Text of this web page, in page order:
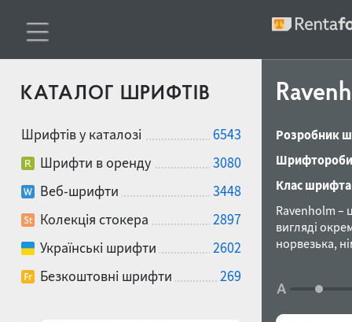
КАТАЛОГ ШРИФТІВ
Шрифтів у каталозі
6543
Шрифти в оренду
3080
Веб-шрифти
3448
Колекція стокера
2897
Українські шрифти
2602
Безкоштовні шрифти
269
Розробник
Клас
Ravenholm –
вигляді
норвезька,
нова